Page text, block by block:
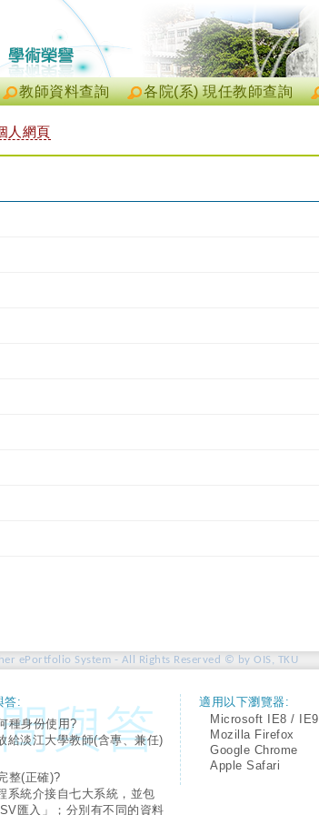
各院(系) 現任教師查詢
教師資料查詢
人網頁
ePortfolio System - All Rights Reserved © by OIS, TKU
答:
種身份使用?
給淡江大學教師(含專、兼任)
整(正確)?
系統介接自七大系統，並包
匯入」；分別有不同的資料
適用以下瀏覽器:
Microsoft IE8 / IE9
Mozilla Firefox
Google Chrome
Apple Safari